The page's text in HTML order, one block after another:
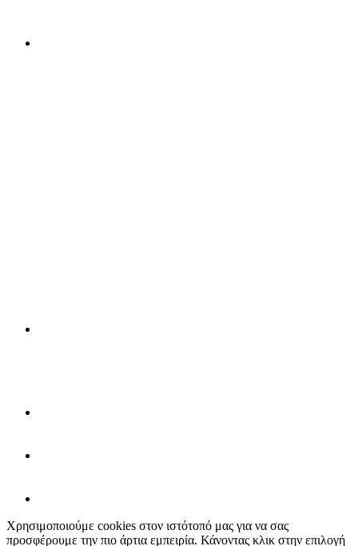
Χρησιμοποιούμε cookies στον ιστότοπό μας για να σας
προσφέρουμε την πιο άρτια εμπειρία. Κάνοντας κλικ στην επιλογή